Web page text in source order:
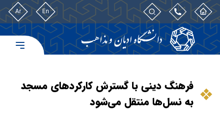
En
Ar
فرهنگ دینی با گسترش کارکردهای مسجد
به نسل‌ها منتقل می‌شود